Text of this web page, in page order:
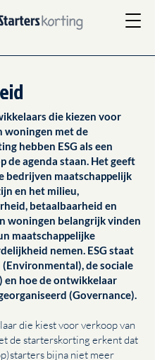
die kiezen voor
woningen met de
hebben ESG als een
de agenda staan. Het geeft
bedrijven maatschappelijk
en het milieu,
betaalbaarheid en
woningen belangrijk vinden
maatschappelijke
nemen. ESG staat
de sociale
en hoe de ontwikkelaar
(Governance).
die kiest voor verkoop van
de starterskorting erkent dat
bijna niet meer